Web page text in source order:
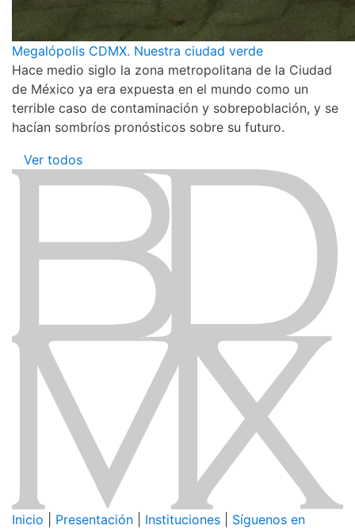
Megalópolis CDMX. Nuestra ciudad verde
Hace medio siglo la zona metropolitana de la Ciudad
de México ya era expuesta en el mundo como un
terrible caso de contaminación y sobrepoblación, y se
hacían sombríos pronósticos sobre su futuro.
Ver todos
Inicio Presentación Instituciones
Síguenos en